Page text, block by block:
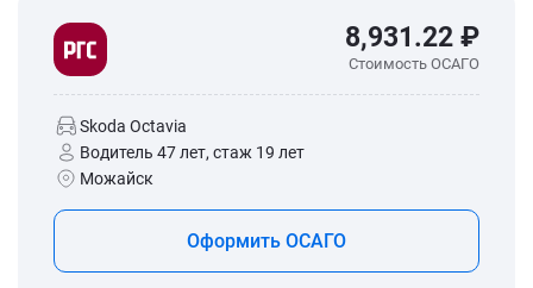
8,931.22 ₽
Стоимость ОСАГО
Skoda Octavia
Водитель 47 лет, стаж 19 лет
Можайск
Оформить ОСАГО